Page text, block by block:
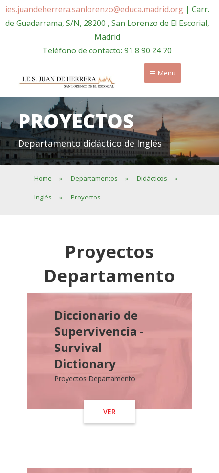
ies.juandeherrera.sanlorenzo@educa.madrid.org| Carr.
de Guadarrama, S/N, 28200 , San Lorenzo de El Escorial,
Madrid
Teléfono de contacto: 91 8 90 24 70
Menu
PROYECTOS
Departamento didáctico de Inglés
Home » Departamentos » Didácticos »
Inglés » Proyectos
Proyectos
Departamento
Diccionario de
Supervivencia -
Survival
Dictionary
Proyectos Departamento
VER